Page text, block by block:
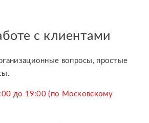
с клиентами
вопросы, простые
до 19:00 (по Московскому